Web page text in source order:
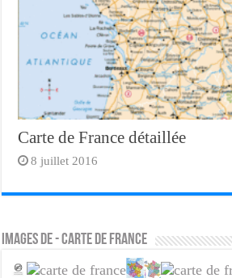
Carte de France détaillée
8 juillet 2016
Images de - Carte de France